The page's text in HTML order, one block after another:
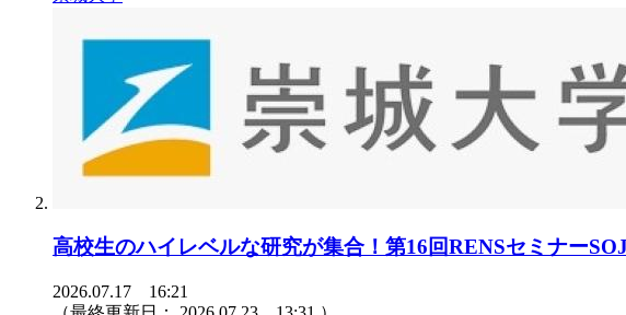
高校生のハイレベルな研究が集合！第16回RENSセミナー
2026.07.17 16:21